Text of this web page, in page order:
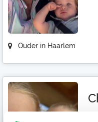
Ouder in Haarlem